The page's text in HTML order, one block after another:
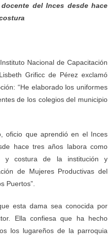
del Inces desde hace
Nacional de Capacitación
Grificc de Pérez exclamó
“He elaborado los uniformes
de los colegios del municipio
oficio que aprendió en el Inces
hace tres años labora como
y costura de la institución y
de Mujeres Productivas del
Puertos”.
esta dama sea conocida por
Ella confiesa que ha hecho
los lugareños de la parroquia